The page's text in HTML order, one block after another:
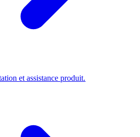
et assistance produit.